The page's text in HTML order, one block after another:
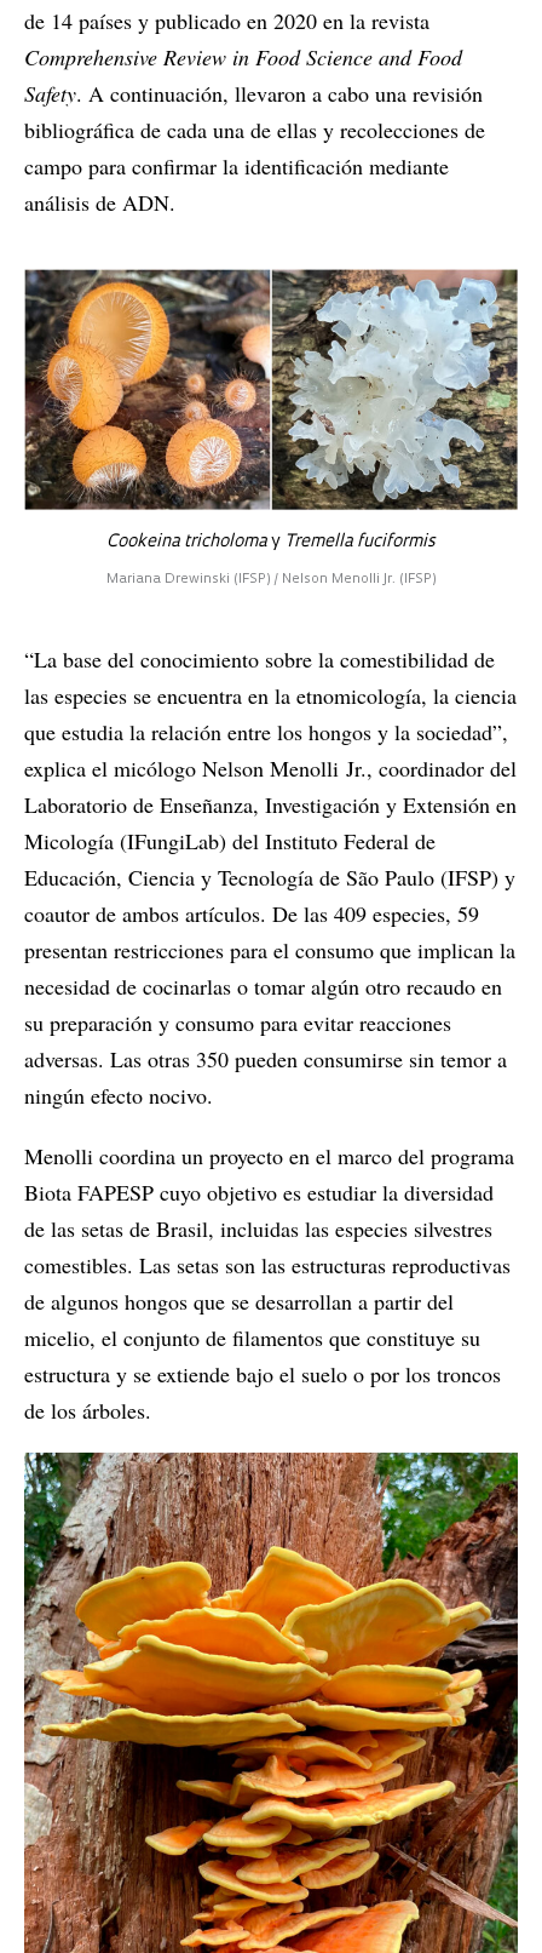
de 14 países y publicado en 2020 en la revista
Comprehensive Review in Food Science and Food
Safety. A continuación, llevaron a cabo una revisión
bibliográfica de cada una de ellas y recolecciones de
campo para confirmar la identificación mediante
análisis de ADN.
Cookeina tricholoma y Tremella fuciformis
Mariana Drewinski (IFSP) / Nelson Menolli Jr. (IFSP)
“La base del conocimiento sobre la comestibilidad de
las especies se encuentra en la etnomicología, la ciencia
que estudia la relación entre los hongos y la sociedad”,
explica el micólogo Nelson Menolli Jr., coordinador del
Laboratorio de Enseñanza, Investigación y Extensión en
Micología (IFungiLab) del Instituto Federal de
Educación, Ciencia y Tecnología de São Paulo (IFSP) y
coautor de ambos artículos. De las 409 especies, 59
presentan restricciones para el consumo que implican la
necesidad de cocinarlas o tomar algún otro recaudo en
su preparación y consumo para evitar reacciones
adversas. Las otras 350 pueden consumirse sin temor a
ningún efecto nocivo.
Menolli coordina un proyecto en el marco del programa
Biota FAPESP cuyo objetivo es estudiar la diversidad
de las setas de Brasil, incluidas las especies silvestres
comestibles. Las setas son las estructuras reproductivas
de algunos hongos que se desarrollan a partir del
micelio, el conjunto de filamentos que constituye su
estructura y se extiende bajo el suelo o por los troncos
de los árboles.